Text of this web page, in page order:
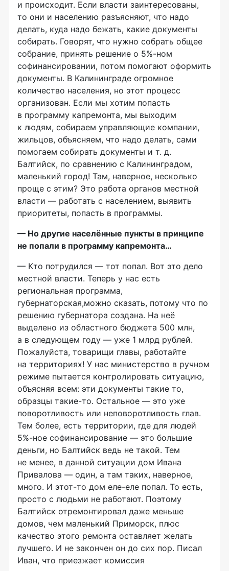
и происходит. Если власти заинтересованы,
то они и населению разъясняют, что надо
делать, куда надо бежать, какие документы
собирать. Говорят, что нужно собрать общее
собрание, принять решение о 5%-ном
софинансировании, потом помогают оформить
документы. В Калининграде огромное
количество населения, но этот процесс
организован. Если мы хотим попасть
в программу капремонта, мы выходим
к людям, собираем управляющие компании,
жильцов, объясняем, что надо делать, сами
помогаем собирать документы и т. д.
Балтийск, по сравнению с Калининградом,
маленький город! Там, наверное, несколько
проще с этим? Это работа органов местной
власти — работать с населением, выявить
приоритеты, попасть в программы.
— Но другие населённые пункты в принципе
не попали в программу капремонта…
— Кто потрудился — тот попал. Вот это дело
местной власти. Теперь у нас есть
региональная программа,
губернаторская,можно сказать, потому что по
решению губернатора создана. На неё
выделено из областного бюджета 500 млн,
а в следующем году — уже 1 млрд рублей.
Пожалуйста, товарищи главы, работайте
на территориях! У нас министерство в ручном
режиме пытается контролировать ситуацию,
объясняя всем: эти документы такие то,
образцы такие-то. Остальное — это уже
поворотливость или неповоротливость глав.
Тем более, есть территории, где для людей
5%-ное софинансирование — это большие
деньги, но Балтийск ведь не такой. Тем
не менее, в данной ситуации дом Ивана
Привалова — один, а там таких, наверное,
много. И этот-то дом еле-еле попал. То есть,
просто с людьми не работают. Поэтому
Балтийск отремонтировал даже меньше
домов, чем маленький Приморск, плюс
качество этого ремонта оставляет желать
лучшего. И не закончен он до сих пор. Писал
Иван, что приезжает комиссия